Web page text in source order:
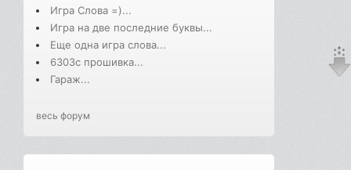
Игра Слова =)...
Игра на две последние буквы...
Еще одна игра слова...
6303с прошивка...
Гараж...
весь форум